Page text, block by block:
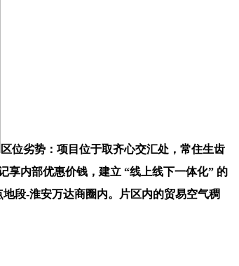
区位劣势：项目位于取齐心交汇处，常住生齿
享内部优惠价钱，建立 “线上线下一体化” 的
段-淮安万达商圈内。片区内的贸易空气稠